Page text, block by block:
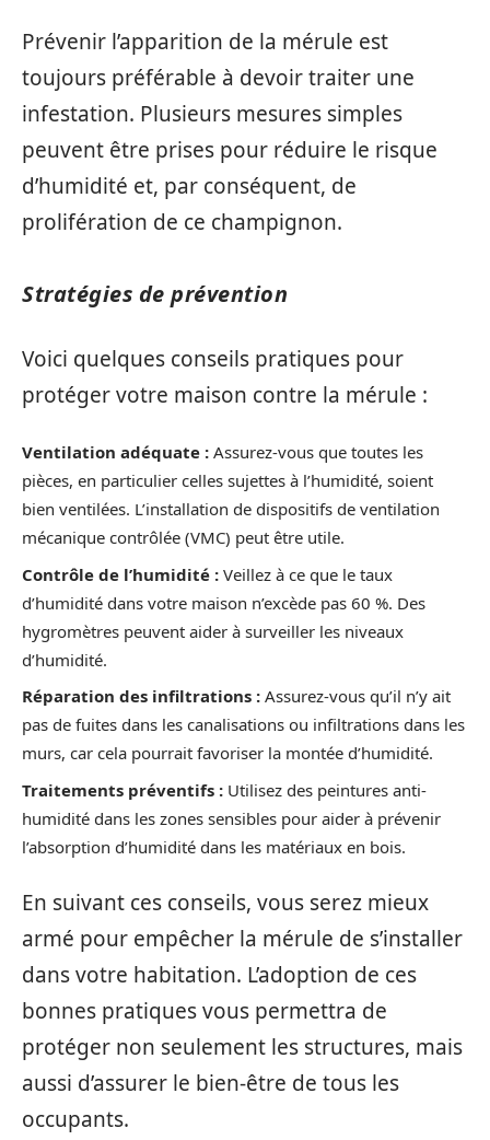
Prévenir l’apparition de la mérule est
toujours préférable à devoir traiter une
infestation. Plusieurs mesures simples
peuvent être prises pour réduire le risque
d’humidité et, par conséquent, de
prolifération de ce champignon.
Stratégies de prévention
Voici quelques conseils pratiques pour
protéger votre maison contre la mérule :
Ventilation adéquate : Assurez-vous que toutes les
pièces, en particulier celles sujettes à l’humidité, soient
bien ventilées. L’installation de dispositifs de ventilation
mécanique contrôlée (VMC) peut être utile.
Contrôle de l’humidité : Veillez à ce que le taux
d’humidité dans votre maison n’excède pas 60 %. Des
hygromètres peuvent aider à surveiller les niveaux
d’humidité.
Réparation des infiltrations : Assurez-vous qu’il n’y ait
pas de fuites dans les canalisations ou infiltrations dans les
murs, car cela pourrait favoriser la montée d’humidité.
Traitements préventifs : Utilisez des peintures anti-
humidité dans les zones sensibles pour aider à prévenir
l’absorption d’humidité dans les matériaux en bois.
En suivant ces conseils, vous serez mieux
armé pour empêcher la mérule de s’installer
dans votre habitation. L’adoption de ces
bonnes pratiques vous permettra de
protéger non seulement les structures, mais
aussi d’assurer le bien-être de tous les
occupants.